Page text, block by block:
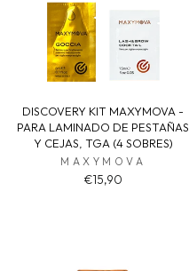
DISCOVERY KIT MAXYMOVA -
PARA LAMINADO DE PESTAÑAS
Y CEJAS, TGA (4 SOBRES)
MAXYMOVA
€15,90